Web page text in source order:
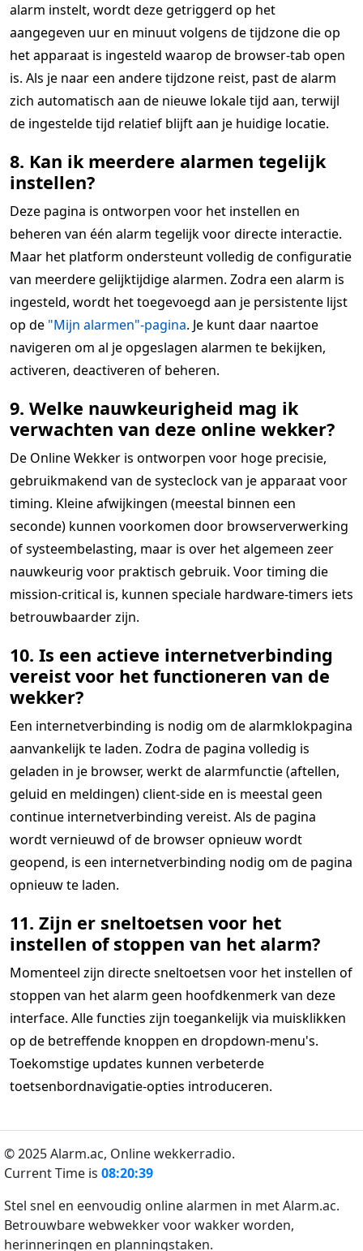
alarm instelt, wordt deze getriggerd op het
aangegeven uur en minuut volgens de tijdzone die op
het apparaat is ingesteld waarop de browser-tab open
is. Als je naar een andere tijdzone reist, past de alarm
zich automatisch aan de nieuwe lokale tijd aan, terwijl
de ingestelde tijd relatief blijft aan je huidige locatie.
8. Kan ik meerdere alarmen tegelijk
instellen?
Deze pagina is ontworpen voor het instellen en
beheren van één alarm tegelijk voor directe interactie.
Maar het platform ondersteunt volledig de configuratie
van meerdere gelijktijdige alarmen. Zodra een alarm is
ingesteld, wordt het toegevoegd aan je persistente lijst
op de "Mijn alarmen"-pagina. Je kunt daar naartoe
navigeren om al je opgeslagen alarmen te bekijken,
activeren, deactiveren of beheren.
9. Welke nauwkeurigheid mag ik
verwachten van deze online wekker?
De Online Wekker is ontworpen voor hoge precisie,
gebruikmakend van de systeclock van je apparaat voor
timing. Kleine afwijkingen (meestal binnen een
seconde) kunnen voorkomen door browserverwerking
of systeembelasting, maar is over het algemeen zeer
nauwkeurig voor praktisch gebruik. Voor timing die
mission-critical is, kunnen speciale hardware-timers iets
betrouwbaarder zijn.
10. Is een actieve internetverbinding
vereist voor het functioneren van de
wekker?
Een internetverbinding is nodig om de alarmklokpagina
aanvankelijk te laden. Zodra de pagina volledig is
geladen in je browser, werkt de alarmfunctie (aftellen,
geluid en meldingen) client-side en is meestal geen
continue internetverbinding vereist. Als de pagina
wordt vernieuwd of de browser opnieuw wordt
geopend, is een internetverbinding nodig om de pagina
opnieuw te laden.
11. Zijn er sneltoetsen voor het
instellen of stoppen van het alarm?
Momenteel zijn directe sneltoetsen voor het instellen of
stoppen van het alarm geen hoofdkenmerk van deze
interface. Alle functies zijn toegankelijk via muisklikken
op de betreffende knoppen en dropdown-menu's.
Toekomstige updates kunnen verbeterde
toetsenbordnavigatie-opties introduceren.
© 2025 Alarm.ac, Online wekkerradio.
Current Time is 08:20:39
Stel snel en eenvoudig online alarmen in met Alarm.ac.
Betrouwbare webwekker voor wakker worden,
herinneringen en planningstaken.